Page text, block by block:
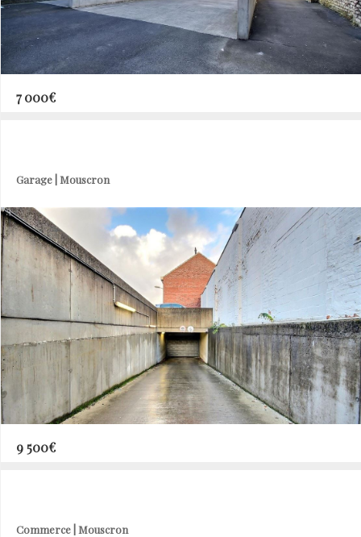
7 000€
Garage | Mouscron
9 500€
Commerce | Mouscron